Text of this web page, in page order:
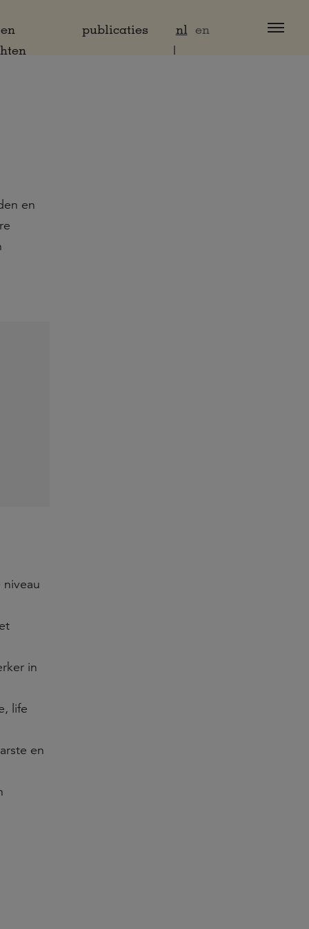
publicaties nl en
en
in
life
en